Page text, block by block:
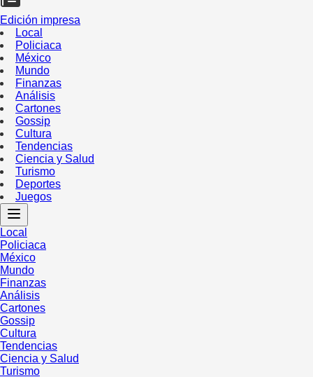
Edición impresa
Local
Policiaca
México
Mundo
Finanzas
Análisis
Cartones
Gossip
Cultura
Tendencias
Ciencia y Salud
Turismo
Deportes
Juegos
Local
Policiaca
México
Mundo
Finanzas
Análisis
Cartones
Gossip
Cultura
Tendencias
Ciencia y Salud
Turismo